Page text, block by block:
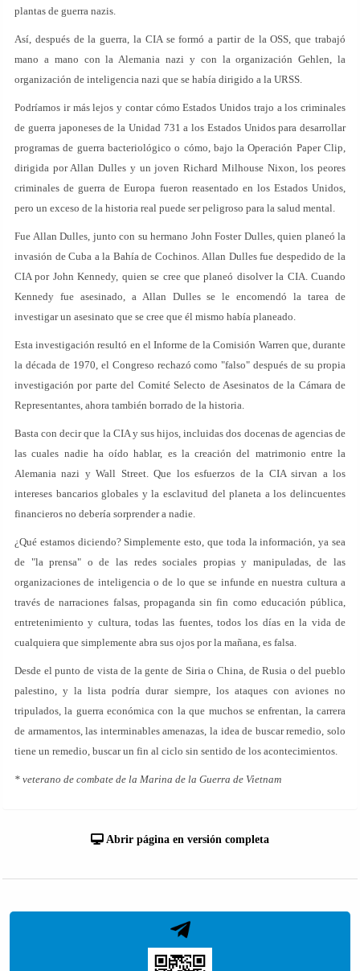
plantas de guerra nazis.
Así, después de la guerra, la CIA se formó a partir de la OSS, que trabajó
mano a mano con la Alemania nazi y con la organización Gehlen, la
organización de inteligencia nazi que se había dirigido a la URSS.
Podríamos ir más lejos y contar cómo Estados Unidos trajo a los criminales
de guerra japoneses de la Unidad 731 a los Estados Unidos para desarrollar
programas de guerra bacteriológico o cómo, bajo la Operación Paper Clip,
dirigida por Allan Dulles y un joven Richard Milhouse Nixon, los peores
criminales de guerra de Europa fueron reasentado en los Estados Unidos,
pero un exceso de la historia real puede ser peligroso para la salud mental.
Fue Allan Dulles, junto con su hermano John Foster Dulles, quien planeó la
invasión de Cuba a la Bahía de Cochinos. Allan Dulles fue despedido de la
CIA por John Kennedy, quien se cree que planeó disolver la CIA. Cuando
Kennedy fue asesinado, a Allan Dulles se le encomendó la tarea de
investigar un asesinato que se cree que él mismo había planeado.
Esta investigación resultó en el Informe de la Comisión Warren que, durante
la década de 1970, el Congreso rechazó como "falso" después de su propia
investigación por parte del Comité Selecto de Asesinatos de la Cámara de
Representantes, ahora también borrado de la historia.
Basta con decir que la CIA y sus hijos, incluidas dos docenas de agencias de
las cuales nadie ha oído hablar, es la creación del matrimonio entre la
Alemania nazi y Wall Street. Que los esfuerzos de la CIA sirvan a los
intereses bancarios globales y la esclavitud del planeta a los delincuentes
financieros no debería sorprender a nadie.
¿Qué estamos diciendo? Simplemente esto, que toda la información, ya sea
de "la prensa" o de las redes sociales propias y manipuladas, de las
organizaciones de inteligencia o de lo que se infunde en nuestra cultura a
través de narraciones falsas, propaganda sin fin como educación pública,
entretenimiento y cultura, todas las fuentes, todos los días en la vida de
cualquiera que simplemente abra sus ojos por la mañana, es falsa.
Desde el punto de vista de la gente de Siria o China, de Rusia o del pueblo
palestino, y la lista podría durar siempre, los ataques con aviones no
tripulados, la guerra económica con la que muchos se enfrentan, la carrera
de armamentos, las interminables amenazas, la idea de buscar remedio, solo
tiene un remedio, buscar un fin al ciclo sin sentido de los acontecimientos.
* veterano de combate de la Marina de la Guerra de Vietnam
Abrir página en versión completa